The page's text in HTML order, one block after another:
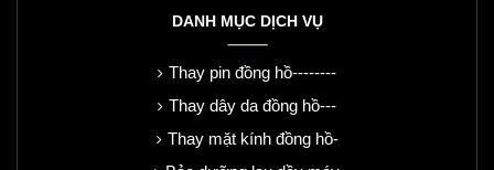
DANH MỤC DỊCH VỤ
Thay pin đồng hồ--------
Thay dây da đồng hồ---
Thay mặt kính đồng hồ-